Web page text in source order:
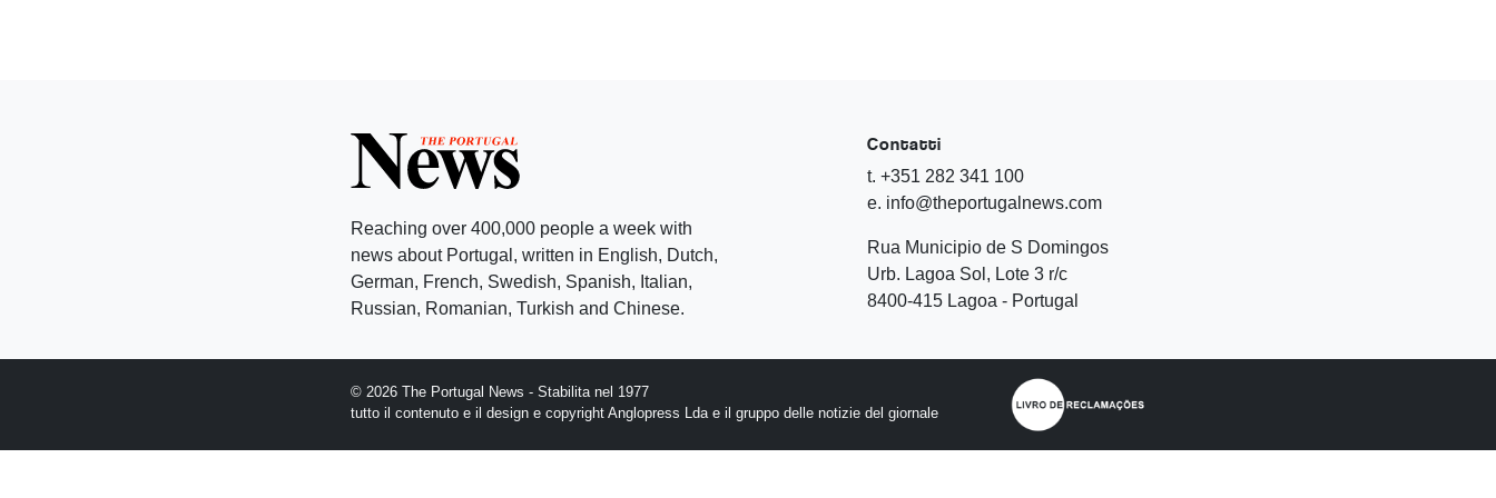
Reaching over 400,000 people a week with
news about Portugal, written in English, Dutch,
German, French, Swedish, Spanish, Italian,
Russian, Romanian, Turkish and Chinese.
Contatti
t. +351 282 341 100
e. info@theportugalnews.com
Rua Municipio de S Domingos
Urb. Lagoa Sol, Lote 3 r/c
8400-415 Lagoa - Portugal
© 2026 The Portugal News - Stabilita nel 1977
tutto il contenuto e il design e copyright Anglopress Lda e il gruppo delle notizie del giornale